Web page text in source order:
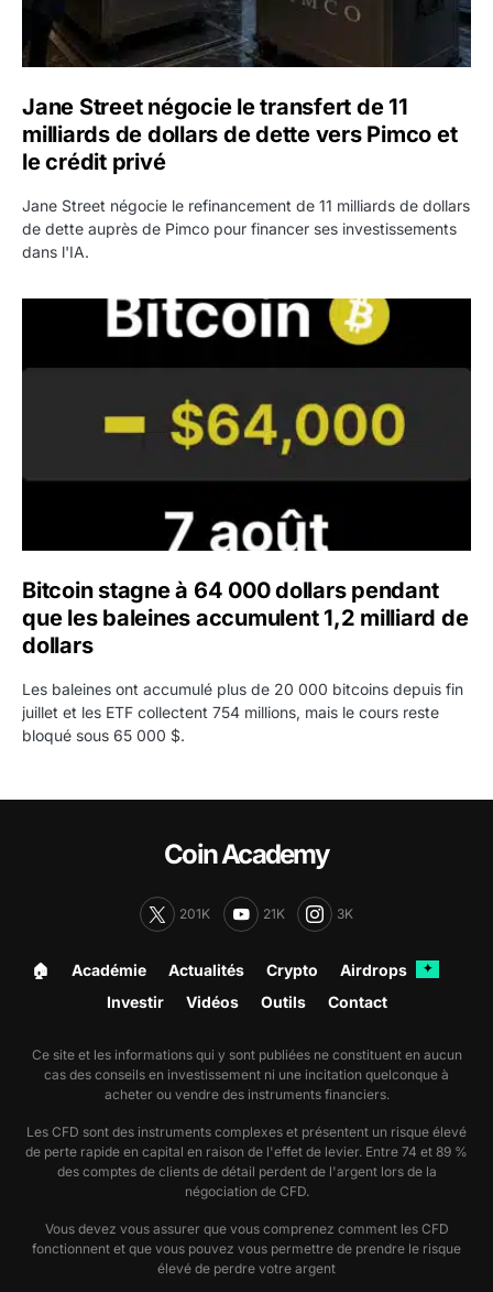
Jane Street négocie le transfert de 11
milliards de dollars de dette vers Pimco et
le crédit privé
Jane Street négocie le refinancement de 11 milliards de dollars
de dette auprès de Pimco pour financer ses investissements
dans l'IA.
Bitcoin stagne à 64 000 dollars pendant que les
Bitcoin stagne à 64 000 dollars pendant
que les baleines accumulent 1,2 milliard de
dollars
Les baleines ont accumulé plus de 20 000 bitcoins depuis fin
juillet et les ETF collectent 754 millions, mais le cours reste
bloqué sous 65 000 $.
Coin Academy
201K 21K 3K
🏠︎ Académie Actualités Crypto Airdrops ✦
Investir Vidéos Outils Contact
Ce site et les informations qui y sont publiées ne constituent en aucun
cas des conseils en investissement ni une incitation quelconque à
acheter ou vendre des instruments financiers.
Les CFD sont des instruments complexes et présentent un risque élevé
de perte rapide en capital en raison de l'effet de levier. Entre 74 et 89 %
des comptes de clients de détail perdent de l'argent lors de la
négociation de CFD.
Vous devez vous assurer que vous comprenez comment les CFD
fonctionnent et que vous pouvez vous permettre de prendre le risque
élevé de perdre votre argent